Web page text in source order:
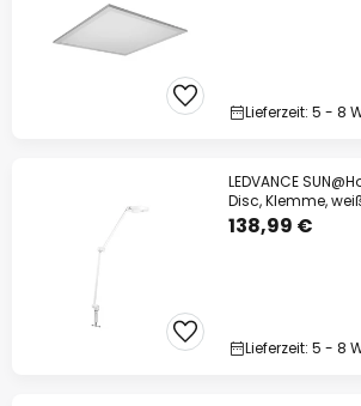
Lieferzeit: 5 - 8
LEDVANCE
Disc, Klemme,
138,99 €
Lieferzeit: 5 - 8